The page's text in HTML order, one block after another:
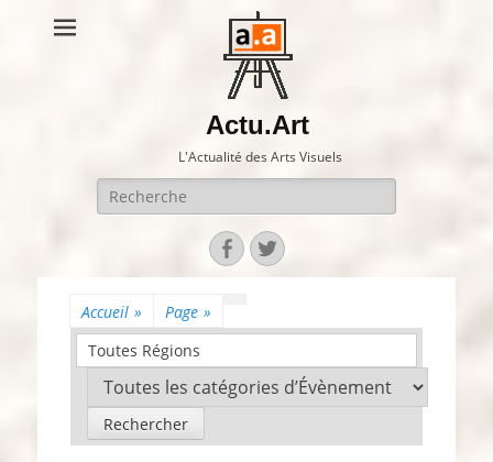
Actu.Art
L'Actualité des Arts Visuels
Recherche
pour:
Facebook
Twitter
Accueil » Page »
Toutes Régions